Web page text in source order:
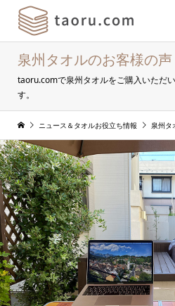
泉州タオルのお客様の声
taoru.comで泉州タオルをご購入いただ
す。
ニュース＆タオルお役立ち情報 泉州タ